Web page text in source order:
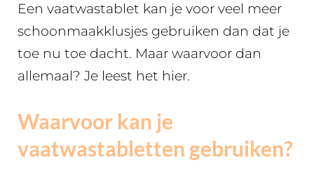
Een vaatwastablet kan je voor veel meer
schoonmaakklusjes gebruiken dan dat je
toe nu toe dacht. Maar waarvoor dan
allemaal? Je leest het hier.
Waarvoor kan je
vaatwastabletten gebruiken?